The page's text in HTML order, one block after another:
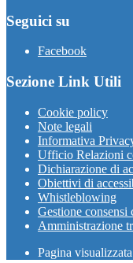
Seguici su
Facebook
Sezione Link Utili
Cookie policy
Note legali
Informativa
Ufficio Relazioni
Dichiarazione di
Obiettivi di
Whistleblowing
Gestione consensi
Amministrazione
Pagina visualizzata